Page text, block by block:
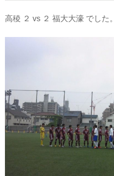
高稜 ２ vs ２ 福大大濠 でした。